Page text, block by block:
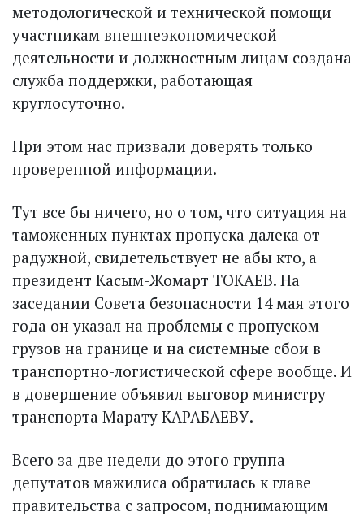
методологической и технической помощи
участникам внешнеэкономической
деятельности и должностным лицам создана
служба поддержки, работающая
круглосуточно.
При этом нас призвали доверять только
проверенной информации.
Тут все бы ничего, но о том, что ситуа­ция на
таможенных пунктах пропуска далека от
радужной, свидетельствует не абы кто, а
президент Касым-Жомарт ТОКАЕВ. На
заседании Совета безопас­ности 14 мая этого
года он указал на проблемы с пропуском
грузов на границе и на системные сбои в
транспорт­но-логистической сфере вообще. И
в довершение объявил выговор министру
транспорта Марату КАРАБАЕВУ.
Всего за две недели до этого группа
депутатов мажилиса обратилась к главе
правительства с запросом, поднимающим